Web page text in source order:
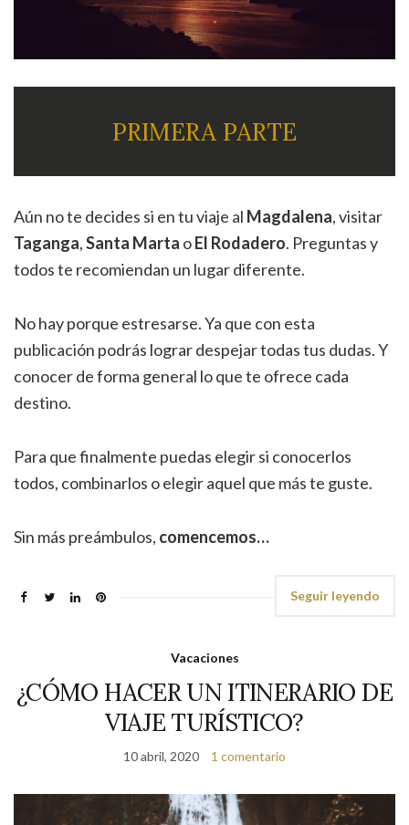
PRIMERA PARTE
Aún no te decides si en tu viaje al Magdalena, visitar
Taganga,Santa Marta oEl Rodadero. Preguntas y
todos te recomiendan un lugar diferente.
No hay porque estresarse. Ya que con esta
publicación podrás lograr despejar todas tus dudas. Y
conocer de forma general lo que te ofrece cada
destino.
Para que finalmente puedas elegir si conocerlos
todos, combinarlos o elegir aquel que más te guste.
Sin más preámbulos, comencemos…
Seguir leyendo
Vacaciones
¿CÓMO HACER UN ITINERARIO DE
VIAJE TURÍSTICO?
10 abril, 2020 1 comentario